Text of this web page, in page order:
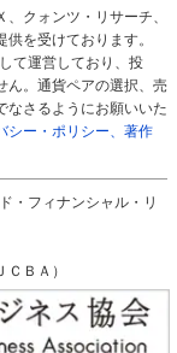
クォンツ・リサーチ、
を受けております。
て運営しており、投
ん。通貨ペアの選択、売
なさるようにお願いいた
シー・ポリシー、著作
・フィナンシャル・リ
ＢＡ）